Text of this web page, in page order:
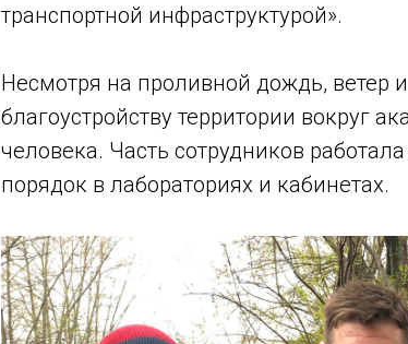
транспортной инфраструктурой».
Несмотря на проливной дождь, ветер
благоустройству территории вокруг
человека. Часть сотрудников
порядок в лабораториях и кабинетах.